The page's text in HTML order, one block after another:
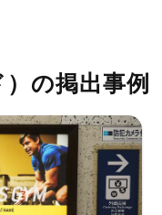
の掲出事例